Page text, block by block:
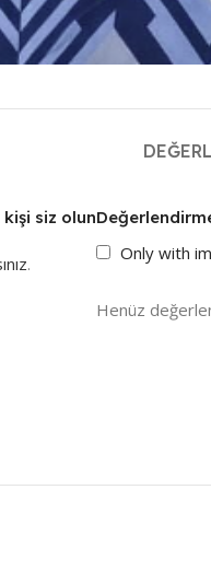
Only with
Henüz
siz olun
.